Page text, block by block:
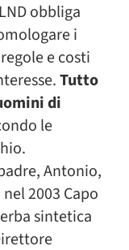
obbliga
i
e costi
Tutto
di
le
Antonio,
2003 Capo
sintetica